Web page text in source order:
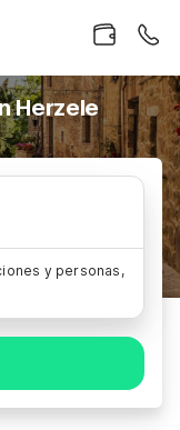
Herzele
y personas,